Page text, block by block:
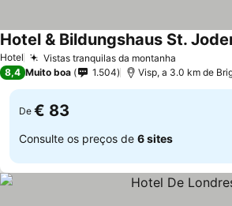
Hotel Vistas tranquilas da montanha
Hotel & Bildungshaus St.
8,4 Muito boa 1.504 Visp, a 3.0 km de
De € 83
Consulte os preços de 6 sites